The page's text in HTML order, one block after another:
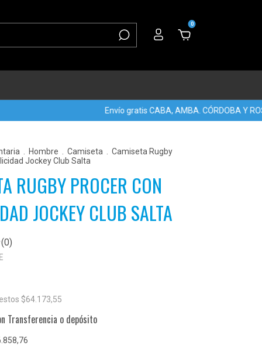
0
Envío gratis CABA, AMBA. CÓRDOBA Y
Hombre Camiseta
Camiseta Rugby
Jockey Club Salta
RUGBY PROCER CON
JOCKEY CLUB SALTA
(0)
$64.173,55
Transferencia o depósito